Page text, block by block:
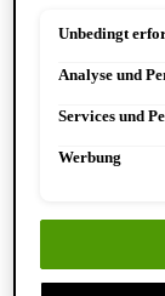
Linien glättet.
FILTER
speichern"). Die
Unbedingt
Analyse und
Services und
Werbung